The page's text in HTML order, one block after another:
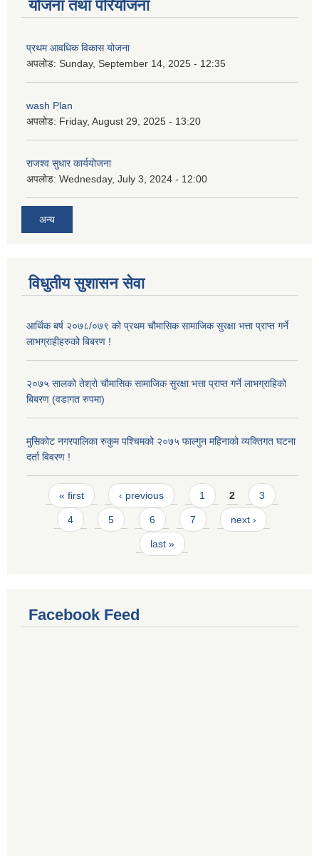
योजना तथा परियोजना
प्रथम आवधिक विकास योजना
अपलोड: Sunday, September 14, 2025 - 12:35
wash Plan
अपलोड: Friday, August 29, 2025 - 13:20
राजश्व सुधार कार्ययोजना
अपलोड: Wednesday, July 3, 2024 - 12:00
अन्य
विधुतीय सुशासन सेवा
आर्थिक बर्ष २०७८/०७९ को प्रथम चौमासिक सामाजिक सुरक्षा भत्ता प्राप्त गर्ने
लाभग्राहीहरुको बिबरण !
२०७५ सालको तेश्रो चौमासिक सामाजिक सुरक्षा भत्ता प्राप्त गर्ने लाभग्राहिको
बिबरण (वडागत रुपमा)
मुसिकोट नगरपालिका रुकुम पश्चिमको २०७५ फाल्गुन महिनाको व्यक्तिगत घटना
दर्ता विवरण !
Pages
« first ‹ previous 1 2 3
4 5 6 7 next ›
last »
Facebook Feed